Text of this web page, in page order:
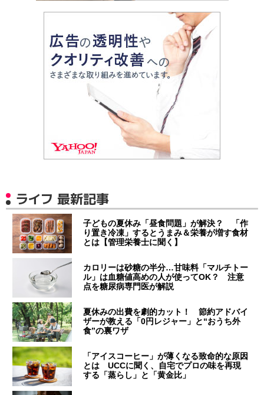
ライフ 最新記事
子どもの夏休み「昼食問題」が解決？ 「作
り置き冷凍」するとうまみ＆栄養が増す食材
とは【管理栄養士に聞く】
カロリーは砂糖の半分…甘味料「マルチトー
ル」は血糖値高めの人が使ってOK？ 注意
点を糖尿病専門医が解説
夏休みの出費を劇的カット！ 節約アドバイ
ザーが教える「0円レジャー」と“おうち外
食”の裏ワザ
「アイスコーヒー」が薄くなる致命的な原因
とは UCCに聞く、自宅でプロの味を再現
する「蒸らし」と「黄金比」